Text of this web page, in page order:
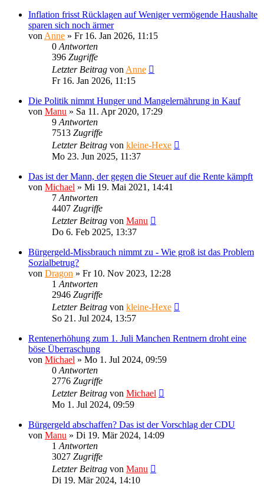
Inflation frisst Rücklagen auf Weniger vermögende Haushalte
sparen sich noch ärmer
von Anne » Fr 16. Jan 2026, 11:15
0 Antworten
396 Zugriffe
Letzter Beitrag von Anne
Fr 16. Jan 2026, 11:15
Die Politik nimmt Hunger und Mangelernährung in Kauf
von Manu » Sa 11. Apr 2020, 17:29
9 Antworten
7513 Zugriffe
Letzter Beitrag von kleine-Hexe
Mo 23. Jun 2025, 11:37
Das ist der Mann, der gegen die Steuer auf die Rente kämpft
von Michael » Mi 19. Mai 2021, 14:41
7 Antworten
4407 Zugriffe
Letzter Beitrag von Manu
Do 6. Feb 2025, 13:37
Bürgergeld-Missbrauch nimmt zu - Wie groß ist das Problem
Sozialbetrug?
von Dragon » Fr 10. Nov 2023, 12:28
1 Antworten
2946 Zugriffe
Letzter Beitrag von kleine-Hexe
So 21. Jul 2024, 13:57
Rentenerhöhung zum 1. Juli Manchen Rentnern droht eine
böse Überraschung
von Michael » Mo 1. Jul 2024, 09:59
0 Antworten
2776 Zugriffe
Letzter Beitrag von Michael
Mo 1. Jul 2024, 09:59
Bürgergeld abschaffen? Das ist der Vorschlag der CDU
von Manu » Di 19. Mär 2024, 14:09
1 Antworten
3027 Zugriffe
Letzter Beitrag von Manu
Di 19. Mär 2024, 14:10